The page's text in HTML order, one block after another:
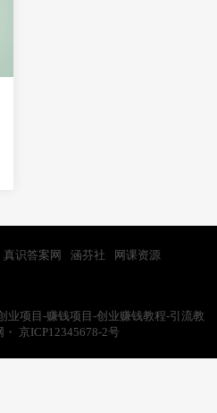
真识答案网 涵芬社
网课资源
业项目-赚钱项目-创业赚钱教程-引流教
・ 京ICP12345678-2号